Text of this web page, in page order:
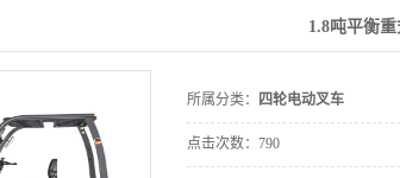
1.8吨平衡
所属分类： 四轮电动叉车
点击次数： 790